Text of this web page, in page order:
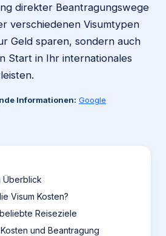
direkter Beantragungswege
verschiedenen Visumtypen
Geld sparen, sondern auch
Start in Ihr internationales
Informationen: Google
Überblick
Visum Kosten?
Reiseziele
und Beantragung